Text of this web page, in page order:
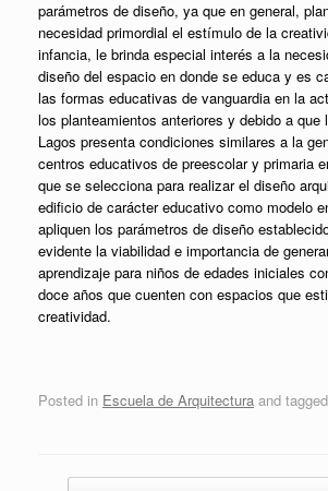
parámetros de diseño, ya que en general,
necesidad primordial el estímulo de la
infancia, le brinda especial interés a la
diseño del espacio en donde se educa y es
las formas educativas de vanguardia en la
los planteamientos anteriores y debido a que
Lagos presenta condiciones similares a la
centros educativos de preescolar y primaria
que se selecciona para realizar el diseño
edificio de carácter educativo como modelo
apliquen los parámetros de diseño
evidente la viabilidad e importancia de
aprendizaje para niños de edades iniciales
doce años que cuenten con espacios que
creatividad.
Posted in Escuela de Arquitectura and tagged